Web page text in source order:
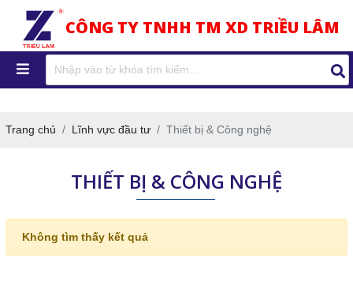
CÔNG TY TNHH TM XD TRIỀU LÂM
Trang chủ Lĩnh vực đầu tư Thiết bị & Công nghệ
THIẾT BỊ & CÔNG NGHỆ
Không tìm thấy kết quả